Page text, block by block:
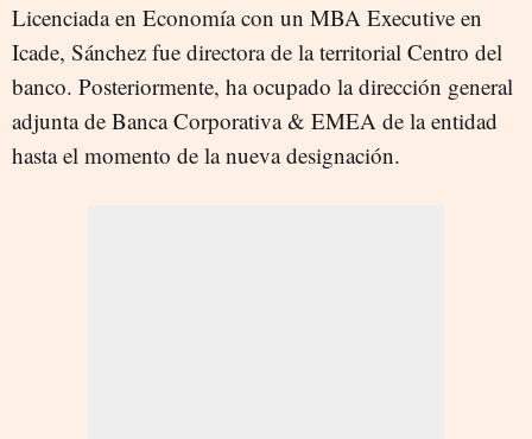
Licenciada en Economía con un MBA Executive en
Icade, Sánchez fue directora de la territorial Centro del
banco. Posteriormente, ha ocupado la dirección general
adjunta de Banca Corporativa & EMEA de la entidad
hasta el momento de la nueva designación.